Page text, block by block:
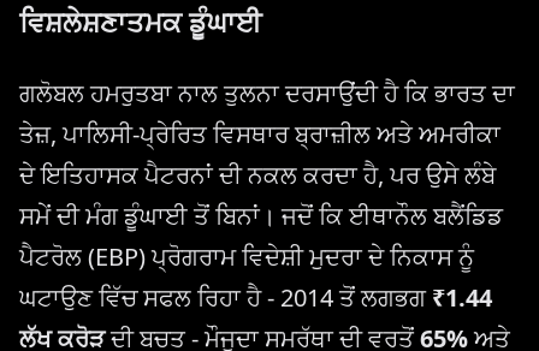
ਵਿਸ਼ਲੇਸ਼ਣਾਤਮਕ ਡੂੰਘਾਈ
ਗਲੋਬਲ ਹਮਰੁਤਬਾ ਨਾਲ ਤੁਲਨਾ ਦਰਸਾਉਂਦੀ ਹੈ ਕਿ ਭਾਰਤ ਦਾ
ਤੇਜ਼, ਪਾਲਿਸੀ-ਪ੍ਰੇਰਿਤ ਵਿਸਥਾਰ ਬ੍ਰਾਜ਼ੀਲ ਅਤੇ ਅਮਰੀਕਾ
ਦੇ ਇਤਿਹਾਸਕ ਪੈਟਰਨਾਂ ਦੀ ਨਕਲ ਕਰਦਾ ਹੈ, ਪਰ ਉਸੇ ਲੰਬੇ
ਸਮੇਂ ਦੀ ਮੰਗ ਡੂੰਘਾਈ ਤੋਂ ਬਿਨਾਂ। ਜਦੋਂ ਕਿ ਈਥਾਨੌਲ ਬਲੈਂਡਿਡ
ਪੈਟਰੋਲ (EBP) ਪ੍ਰੋਗਰਾਮ ਵਿਦੇਸ਼ੀ ਮੁਦਰਾ ਦੇ ਨਿਕਾਸ ਨੂੰ
ਘਟਾਉਣ ਵਿੱਚ ਸਫਲ ਰਿਹਾ ਹੈ - 2014 ਤੋਂ ਲਗਭਗ₹1.44
ਲੱਖ ਕਰੋੜਦੀ ਬਚਤ - ਮੌਜੂਦਾ ਸਮਰੱਥਾ ਦੀ ਵਰਤੋਂ65%ਅਤੇ